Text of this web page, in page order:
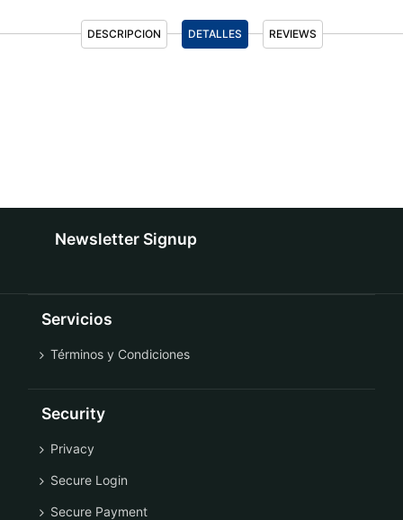
DESCRIPCION DETALLES REVIEWS
Newsletter Signup
Servicios
Términos y Condiciones
Security
Privacy
Secure Login
Secure Payment